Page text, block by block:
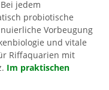
Bei jedem
probiotische
Vorbeugung
und vitale
Riffaquarien mit
Im praktischen